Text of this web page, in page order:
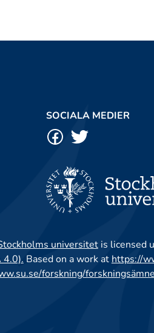
SOCIALA MEDIER
universitetis licensed
4.0). Based on a work at https://
forskning/